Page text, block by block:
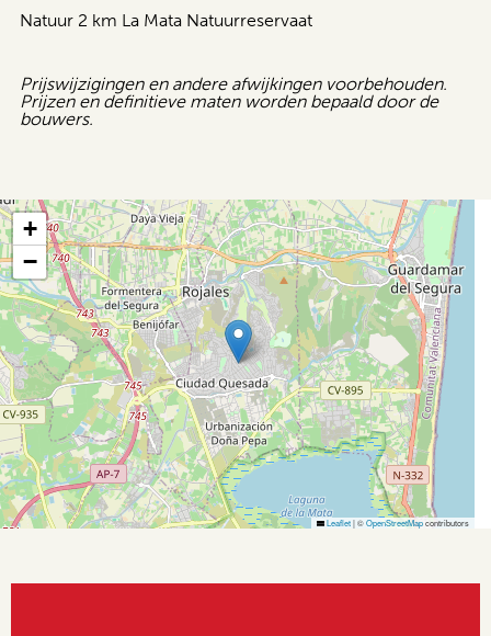
Natuur 2 km La Mata Natuurreservaat
Prijswijzigingen en andere afwijkingen voorbehouden.
Prijzen en definitieve maten worden bepaald door de
bouwers.
+
−
Leaflet|©OpenStreetMapcontributors